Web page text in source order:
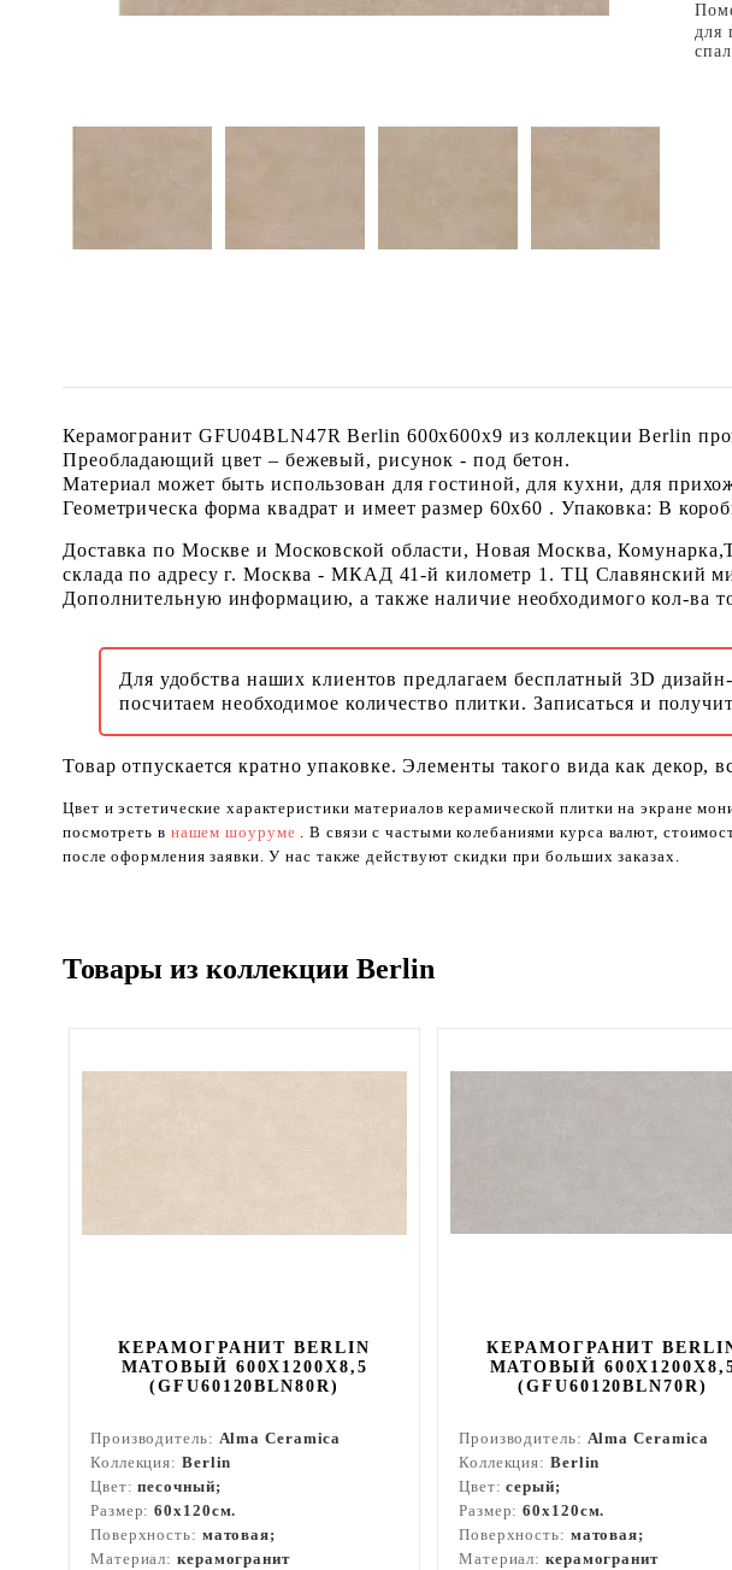
для
Керамогранит GFU04BLN47R Berlin 600x600x9 из коллекции Berlin
Преобладающий цвет – бежевый, рисунок - под бетон.
Материал может быть использован для гостиной, для кухни, для
Геометрическа форма квадрат и имеет размер 60x60 . Упаковка: В
Доставка по Москве и Московской области, Новая Москва,
склада по адресу г. Москва - МКАД 41-й километр 1. ТЦ Славянский
Дополнительную информацию, а также наличие необходимого кол-ва
Для удобства наших клиентов предлагаем бесплатный 3D
посчитаем необходимое количество плитки. Записаться и
Товар отпускается кратно упаковке. Элементы такого вида как декор,
Цвет и эстетические характеристики материалов керамической плитки на экране
посмотреть в нашем шоуруме . В связи с частыми колебаниями курса валют,
после оформления заявки. У нас также действуют скидки при больших заказах.
Товары из коллекции Berlin
КЕРАМОГРАНИТ BERLIN
МАТОВЫЙ 600X1200X8,5
(GFU60120BLN80R)
Производитель: Alma Ceramica
Коллекция: Berlin
Цвет:песочный;
Размер:60x120см.
Поверхность: матовая;
Материал: керамогранит
КЕРАМОГРАНИТ
МАТОВЫЙ
(GFU60120BLN70R)
Производитель: Alma Ceramica
Коллекция: Berlin
Цвет:серый;
Размер:60x120см.
Поверхность: матовая;
Материал: керамогранит